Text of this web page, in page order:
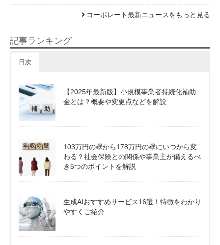
コーポレート最新ニュースをもっと見る
記事ランキング
日次
【2025年最新版】小規模事業者持続化補助
金とは？概要や変更点などを解説
103万円の壁から178万円の壁にいつから変
わる？社会保険との関係や事業主が備えるべ
き5つのポイントを解説
生成AIおすすめサービス16選！特徴をわかり
やすくご紹介